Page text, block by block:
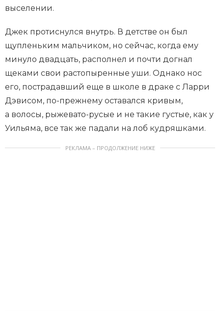
выселении.
Джек протиснулся внутрь. В детстве он был
щупленьким мальчиком, но сейчас, когда ему
минуло двадцать, располнел и почти догнал
щеками свои растопыренные уши. Однако нос
его, пострадавший еще в школе в драке с Ларри
Дэвисом, по-прежнему оставался кривым,
а волосы, рыжевато-русые и не такие густые, как у
Уильяма, все так же падали на лоб кудряшками.
РЕКЛАМА – ПРОДОЛЖЕНИЕ НИЖЕ